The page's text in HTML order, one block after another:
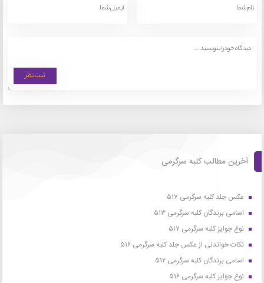
آخرین مطالب کلبه سرگرمی
عکس جلد کلبه سرگرمی ۵۱۷
اسامی برندگان کلبه سرگرمی ۵۱۳
نوع جوایز کلبه سرگرمی ۵۱۷
نکات خواندنی از عکس جلد کلبه سرگرمی ۵۱۶
اسامی برندگان کلبه سرگرمی ۵۱۲
نوع جوایز کلبه سرگرمی ۵۱۶